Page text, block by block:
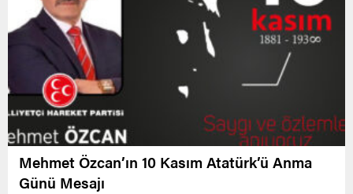
Mehmet Özcan’ın 10 Kasım Atatürk’ü Anma
Günü Mesajı